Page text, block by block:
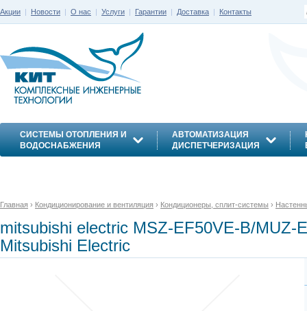
Акции | Новости | О нас | Услуги | Гарантии | Доставка | Контакты
СИСТЕМЫ ОТОПЛЕНИЯ И
ВОДОСНАБЖЕНИЯ
АВТОМАТИЗАЦИЯ
ДИСПЕТЧЕРИЗАЦИЯ
Главная › Кондиционирование и вентиляция › Кондиционеры, сплит-системы ›
mitsubishi electric MSZ-EF50VE-B/MUZ-
Mitsubishi Electric